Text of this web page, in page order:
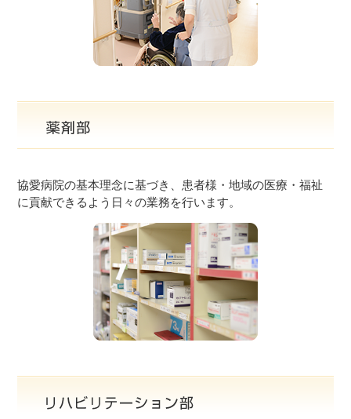
協愛病院の基本理念に基づき、患者様・地域の医療・福祉
に貢献できるよう日々の業務を行います。